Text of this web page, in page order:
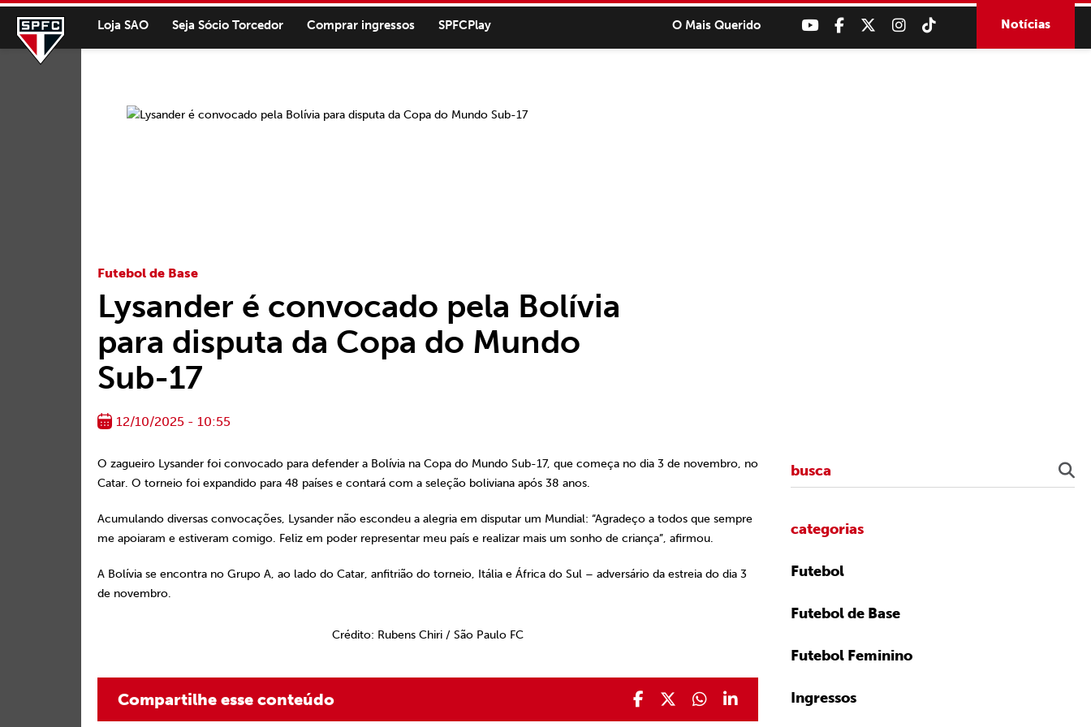
Loja SAO Seja Sócio Torcedor Comprar ingressos SPFCPlay O Mais Querido Notícias
Futebol de Base
Lysander é convocado pela Bolívia
para disputa da Copa do Mundo
Sub-17
12/10/2025 - 10:55
O zagueiro Lysander foi convocado para defender a Bolívia na Copa do Mundo Sub-17, que começa no dia 3 de novembro, no
Catar. O torneio foi expandido para 48 países e contará com a seleção boliviana após 38 anos.
Acumulando diversas convocações, Lysander não escondeu a alegria em disputar um Mundial: “Agradeço a todos que sempre
me apoiaram e estiveram comigo. Feliz em poder representar meu país e realizar mais um sonho de criança”, afirmou.
A Bolívia se encontra no Grupo A, ao lado do Catar, anfitrião do torneio, Itália e África do Sul – adversário da estreia do dia 3
de novembro.
Crédito: Rubens Chiri / São Paulo FC
Compartilhe esse conteúdo
categorias
Futebol
Futebol de Base
Futebol Feminino
Ingressos